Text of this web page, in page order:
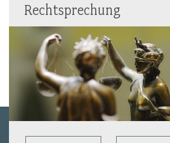
Rechtsprechung